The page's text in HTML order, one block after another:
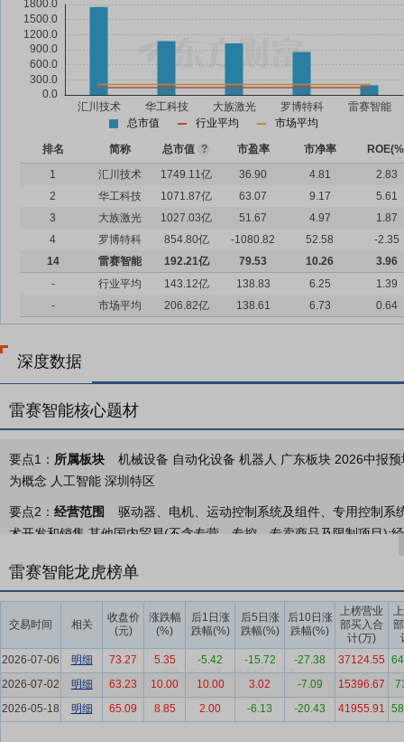
总市值 行业平均 市场平均
排名 简称 总市值 ? 市盈率 市净率
1
汇川技术 1749.11亿 36.90 4.81
2.83
2
华工科技 1071.87亿 63.07 9.17
5.61
3
大族激光 1027.03亿 51.67 4.97
1.87
4
罗博特科 854.80亿 -1080.82 52.58
-2.35
14
雷赛智能 192.21亿 79.53 10.26
3.96
-
行业平均 143.12亿 138.83 6.25
1.39
-
市场平均 206.82亿 138.61 6.73 0.64
深度数据
雷赛智能核心题材
要点1： 所属板块
机械设备 自动化设备 机器人 广东板块 2026中报
为概念 人工智能 深圳特区
要点2： 经营范围
驱动器、电机、运动控制系统及组件、专用控制
术开发和销售,其他国内贸易(不含专营、专控、专卖商品及限制项目);
要点3：OEM自动化
要点4： 行业背景
随着国家及地方政府密集出台培育“新质生产力”
人创新发展指导意见》等一系列文件相继落地实施，制造业向高端化
程加速推进，叠加人口老龄化加剧、人力成本持续攀升所催生的工业
要点5：战略聚焦优势
根据睿工业统计数据，2025年公司所处的
坚守“智能制造”主赛道，持续加强自主技术开发投入，强化基础研究
雷赛智能龙虎榜单
交易时间 相关
收盘价
(元)
涨跌幅
(%)
后1日涨
跌幅(%)
后5日涨
跌幅(%)
后10日涨
跌幅(%)
上榜营业
部买入合
计(万)
2026-07-06
明细 73.27 5.35 -5.42 -15.72 -27.38 37124.55
2026-07-02
明细 63.23 10.00 10.00 3.02 -7.09 15396.67
2026-05-18
明细 65.09 8.85 2.00 -6.13 -20.43 41955.91